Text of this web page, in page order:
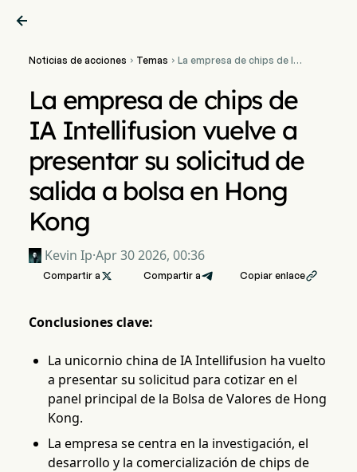

Noticias de acciones  Temas  La empresa de chips de IA
salida a bolsa en Hong
Kong
La empresa de chips de
IA Intellifusion vuelve a
presentar su solicitud de
salida a bolsa en Hong
Kong
Kevin Ip·Apr 30 2026, 00:36
Compartir a  Compartir a Copiar enlace
Conclusiones clave:
La unicornio china de IA Intellifusion ha vuelto
a presentar su solicitud para cotizar en el
panel principal de la Bolsa de Valores de Hong
Kong.
La empresa se centra en la investigación, el
desarrollo y la comercialización de chips de